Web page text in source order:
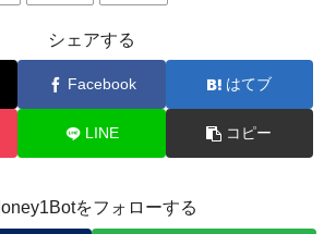
シェアする
Facebook はてブ
LINE コピー
をフォローする